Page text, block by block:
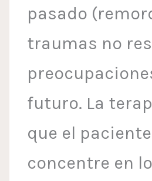
pasado
traumas no
futuro. La
que el
concentre en